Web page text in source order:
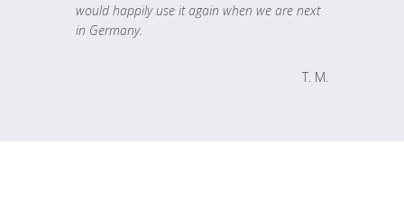
would happily use it again when we are next
in Germany.
T. M.